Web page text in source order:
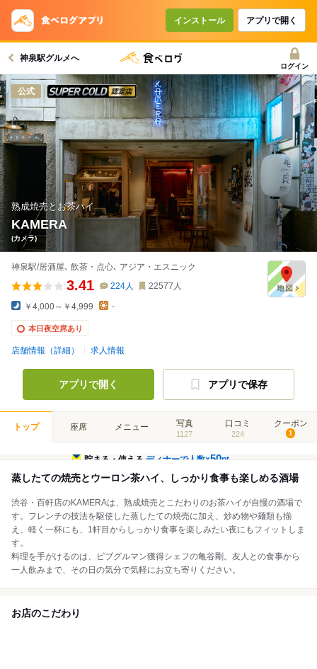
インストール アプリで開く
神泉駅グルメへ
ログイン
公式 スーパードライ SUPER COLD認定店
熟成焼売とお茶ハイ
KAMERA
(カメラ)
神泉駅/居酒屋､ 飲茶・点心､ アジア・エスニック
3.41 224人 22577 人
￥4,000～￥4,999 -
本日夜空席あり
店舗情報（詳細） 求人情報
アプリで開く アプリで保存
トップ 座席 メニュー 写真
1127
口コミ
224
クーポン
1
貯まる・使えるディナーで人数×50pt
蒸したての焼売とウーロン茶ハイ、しっかり食事も楽しめる酒場
渋谷・百軒店のKAMERAは、熟成焼売とこだわりのお茶ハイが自慢の酒場で
す。フレンチの技法を駆使した蒸したての焼売に加え、炒め物や麺類も揃
え、軽く一杯にも、1軒目からしっかり食事を楽しみたい夜にもフィットしま
す。
料理を手がけるのは、ビブグルマン獲得シェフの亀谷剛。友人との食事から
一人飲みまで、その日の気分で気軽にお立ち寄りください。
お店のこだわり
コースで使えるクーポン
戻る
クーポンを利用せず予約する